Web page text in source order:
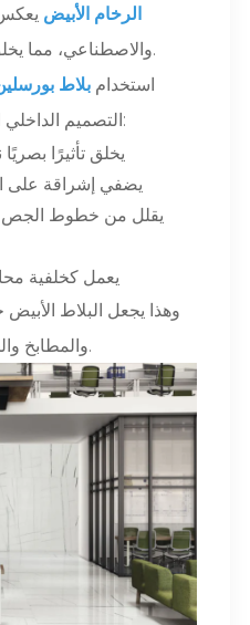
الرخام الأبيض
والاصطناعي، مما يخلق جوًا جيدًا ومنعشًا وبسيطًا.
استخدامبلاط بورسلين أبيض
التصميم الداخلي العديد من المزايا التصميمية:
يخلق تأثيرًا
يضفي إشراقة على
يقلل من خطوط الجص
يعمل كخلفية
وهذا يجعل البلاط
والمطابخ والحمامات والمنازل المفتوحة.